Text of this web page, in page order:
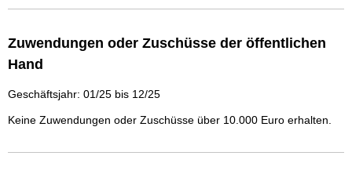
Zuwendungen oder Zuschüsse der öffentlichen
Hand
Geschäftsjahr: 01/25 bis 12/25
Keine Zuwendungen oder Zuschüsse über 10.000 Euro erhalten.